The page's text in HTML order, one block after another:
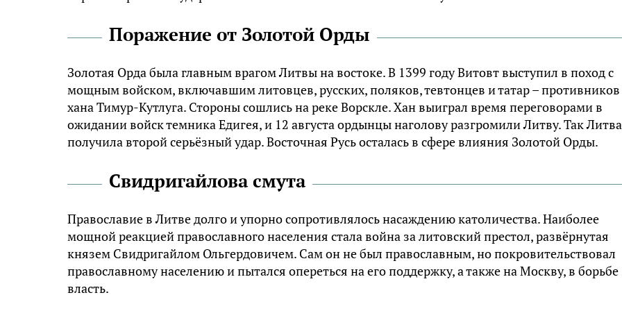
Поражение от Золотой Орды
Золотая Орда была главным врагом Литвы на востоке. В 1399 году Витовт выступил в поход с
мощным войском, включавшим литовцев, русских, поляков, тевтонцев и татар – противников
хана Тимур-Кутлуга. Стороны сошлись на реке Ворскле. Хан выиграл время переговорами в
ожидании войск темника Едигея, и 12 августа ордынцы наголову разгромили Литву. Так Литва
получила второй серьёзный удар. Восточная Русь осталась в сфере влияния Золотой Орды.
Свидригайлова смута
Православие в Литве долго и упорно сопротивлялось насаждению католичества. Наиболее
мощной реакцией православного населения стала война за литовский престол, развёрнутая
князем Свидригайлом Ольгердовичем. Сам он не был православным, но покровительствовал
православному населению и пытался опереться на его поддержку, а также на Москву, в борьбе
власть.